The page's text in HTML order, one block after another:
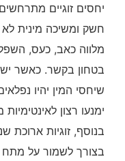
יחסים זוגיים
חשק ומשיכה מינית
מלווה כאב, כעס,
בטחון בקשר. כאשר
שיחסי המין יהיו
ימנעו רצון
בנוסף, זוגיות ארוכת
בצורך לשמור על מתח